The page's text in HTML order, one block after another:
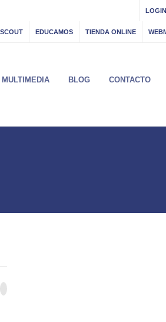
LOGIN
EDUCAMOS TIENDA ONLINE
MULTIMEDIA BLOG CONTACTO